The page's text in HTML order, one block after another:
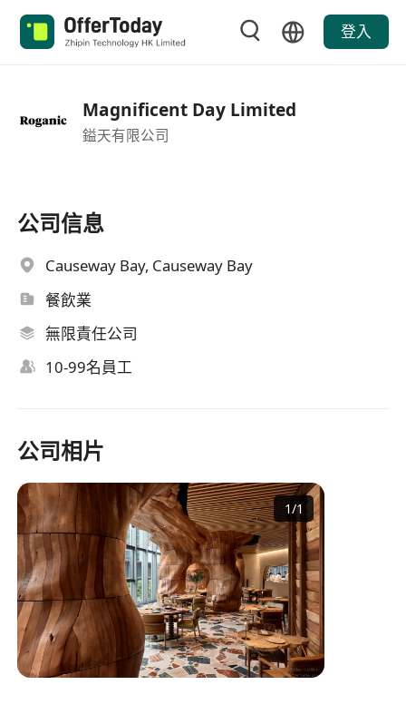
登入
Magnificent Day Limited
鎰天有限公司
公司信息
Causeway Bay, Causeway Bay
餐飲業
無限責任公司
10-99名員工
公司相片
1/1